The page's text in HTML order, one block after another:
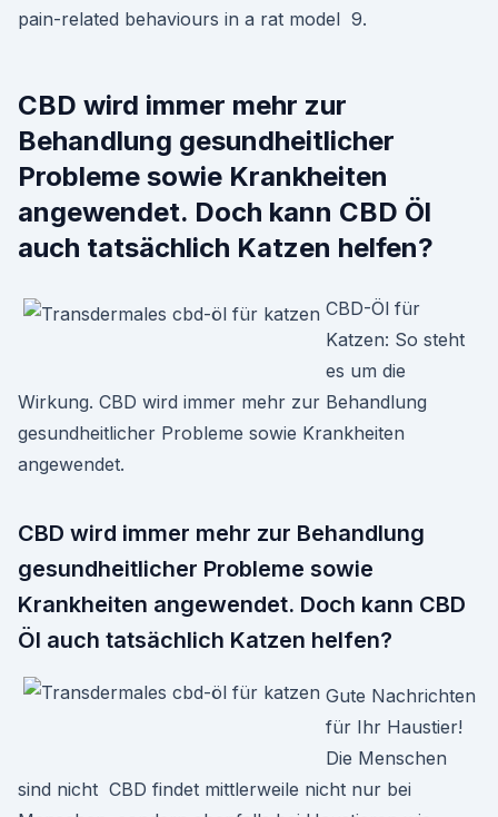
pain-related behaviours in a rat model 9.
CBD wird immer mehr zur
Behandlung gesundheitlicher
Probleme sowie Krankheiten
angewendet. Doch kann CBD Öl
auch tatsächlich Katzen helfen?
CBD-Öl für
Katzen: So steht
es um die
Wirkung. CBD wird immer mehr zur Behandlung
gesundheitlicher Probleme sowie Krankheiten
angewendet.
CBD wird immer mehr zur Behandlung
gesundheitlicher Probleme sowie
Krankheiten angewendet. Doch kann CBD
Öl auch tatsächlich Katzen helfen?
Gute Nachrichten
für Ihr Haustier!
Die Menschen
sind nicht CBD findet mittlerweile nicht nur bei